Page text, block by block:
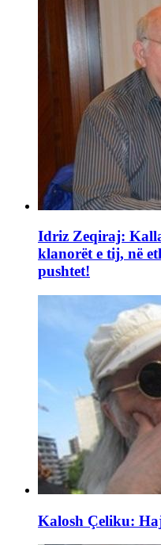
Idriz Zeqiraj:
klanorët e tij, në
pushtet!
Kalosh Çeliku: